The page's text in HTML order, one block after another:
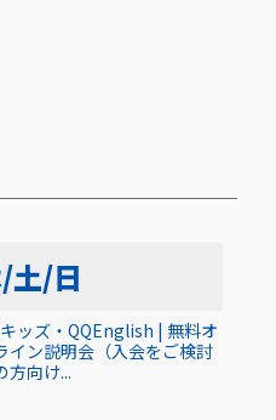
土/日
ッズ・QQEnglish | 無料オ
イン説明会（入会をご検討
方向け...